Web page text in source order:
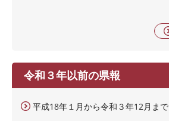
令和３年以前の県報
平成18年１月から令和３年12月まで